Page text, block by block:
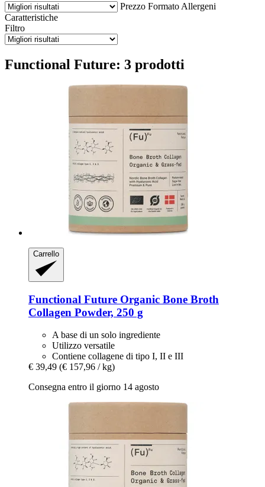
Prezzo Formato Allergeni
Caratteristiche
Filtro
Functional Future: 3 prodotti
Carrello
Functional Future Organic Bone Broth
Collagen Powder, 250 g
A base di un solo ingrediente
Utilizzo versatile
Contiene collagene di tipo I, II e III
€ 39,49 (€ 157,96 / kg)
Consegna entro il giorno 14 agosto